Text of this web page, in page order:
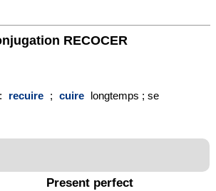
RECOCER
recuire ; cuire longtemps ; se
Present perfect